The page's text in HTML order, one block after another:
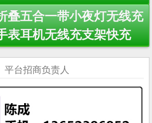
叠五合一带小夜灯无线充
表耳机无线充支架快充
平台招商负责人